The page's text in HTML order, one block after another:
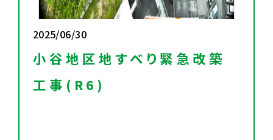
2025/06/30
小谷地区地すべり緊急改築
工事(R6)